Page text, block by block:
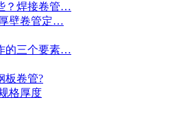
？焊接卷管…
壁卷管定…
的三个要素…
板卷管?
格厚度